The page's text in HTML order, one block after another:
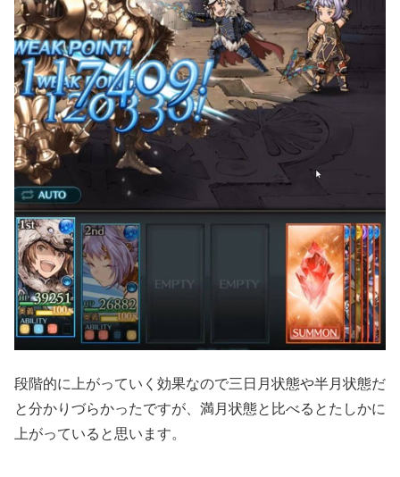
段階的に上がっていく効果なので三日月状態や半月状態だ
と分かりづらかったですが、満月状態と比べるとたしかに
上がっていると思います。